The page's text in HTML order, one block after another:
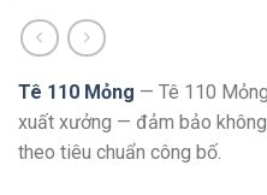
Tê 110 Mỏng — Tê 110
xuất xưởng — đảm bảo
theo tiêu chuẩn công bố.